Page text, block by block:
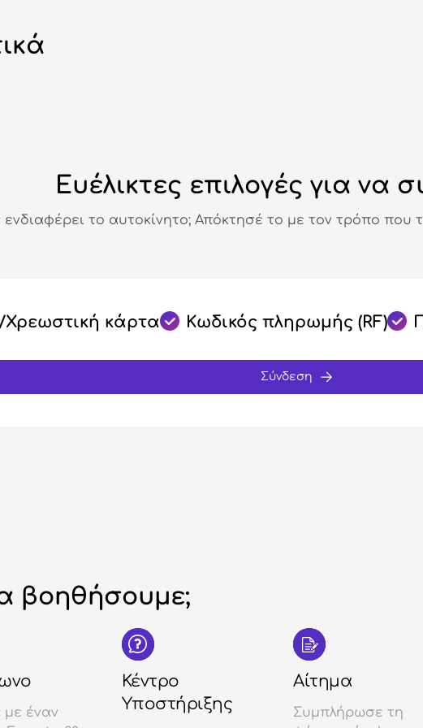
Ευέλικτες επιλογές για να
ενδιαφέρει το αυτοκίνητο; Απόκτησέ το με τον τρόπο που
Χρεωστική κάρτα Κωδικός πληρωμής (RF)
Σύνδεση
βοηθήσουμε;
με έναν
Κέντρο
Υποστήριξης
Αίτημα
Συμπλήρωσε τη